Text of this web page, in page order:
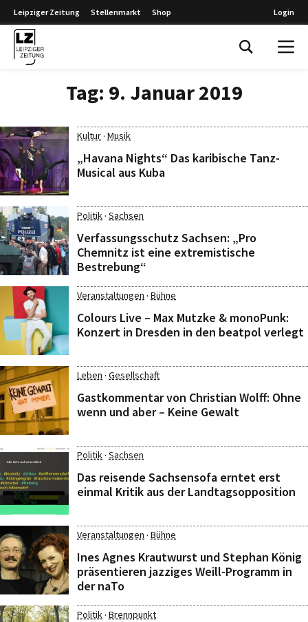
Leipziger Zeitung Stellenmarkt Shop Login
Tag: 9. Januar 2019
Kultur· Musik
„Havana Nights“ Das karibische Tanz-
Musical aus Kuba
Politik· Sachsen
Verfassungsschutz Sachsen: „Pro
Chemnitz ist eine extremistische
Bestrebung“
Veranstaltungen · Bühne
Colours Live – Max Mutzke & monoPunk:
Konzert in Dresden in den beatpol verlegt
Leben · Gesellschaft
Gastkommentar von Christian Wolff: Ohne
wenn und aber – Keine Gewalt
Politik· Sachsen
Das reisende Sachsensofa erntet erst
einmal Kritik aus der Landtagsopposition
Veranstaltungen · Bühne
Ines Agnes Krautwurst und Stephan König
präsentieren jazziges Weill-Programm in
der naTo
Politik· Brennpunkt